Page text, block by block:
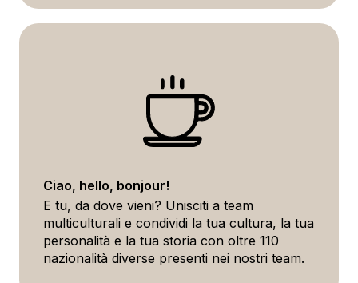
Ciao, hello, bonjour!
E tu, da dove vieni? Unisciti a team
multiculturali e condividi la tua cultura, la tua
personalità e la tua storia con oltre 110
nazionalità diverse presenti nei nostri team.